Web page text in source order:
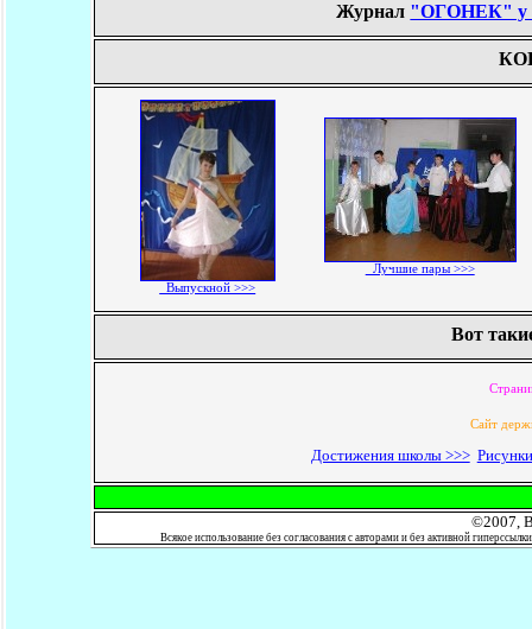
Журнал "ОГОНЕК" у
Выпускной >>>
Лучшие пары >>>
Вот
Cайт
Достижения школы >>>
©2007,
Всякое использование без согласования с авторами и без активной